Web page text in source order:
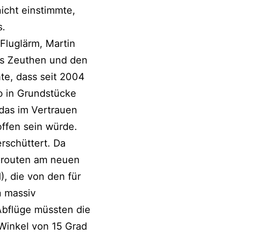
einstimmte,
Martin
Zeuthen und den
dass seit 2004
in Grundstücke
im Vertrauen
sein würde.
Da
am neuen
die von den für
massiv
müssten die
von 15 Grad